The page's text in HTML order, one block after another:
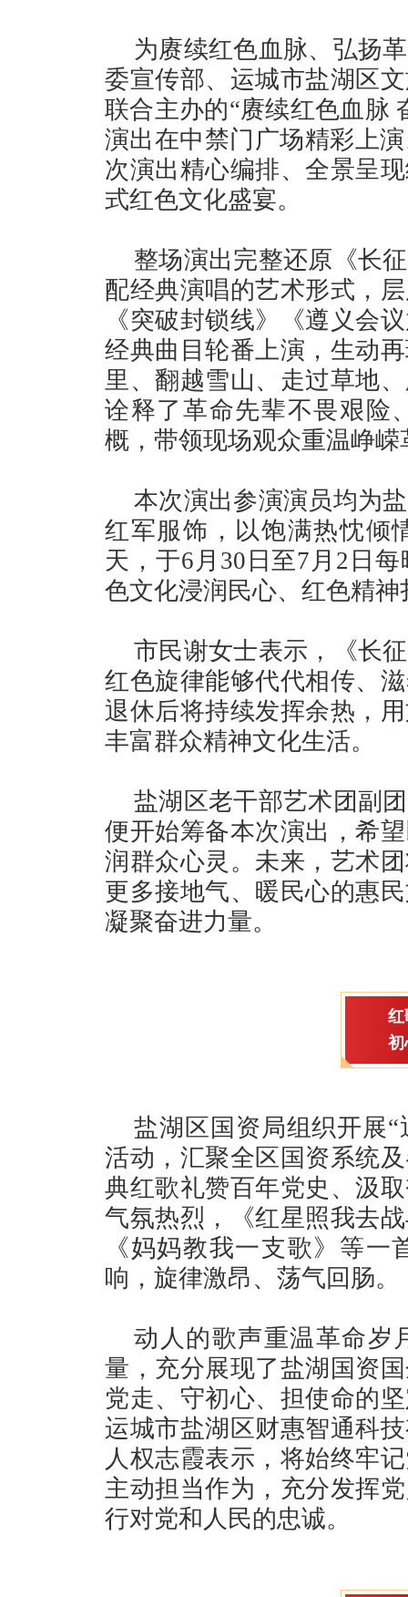
为赓续红色血脉、弘扬
委宣传部、运城市盐湖区
联合主办的“赓续红色血脉
演出在中禁门广场精彩上
次演出精心编排、全景呈
式红色文化盛宴。
整场演出完整还原《长
配经典演唱的艺术形式，
《突破封锁线》《遵义会
经典曲目轮番上演，生动
里、翻越雪山、走过草地
诠释了革命先辈不畏艰险
概，带领现场观众重温峥
本次演出参演演员均为
红军服饰，以饱满热忱倾
天，于6月30日至7月2日
色文化浸润民心、红色精神
市民谢女士表示，《长
红色旋律能够代代相传、
退休后将持续发挥余热，
丰富群众精神文化生活。
盐湖区老干部艺术团副
便开始筹备本次演出，希
润群众心灵。未来，艺术
更多接地气、暖民心的惠
凝聚奋进力量。
红
初
盐湖区国资局组织开展
活动，汇聚全区国资系统
典红歌礼赞百年党史、汲
气氛热烈，《红星照我去
《妈妈教我一支歌》等
响，旋律激昂、荡气回肠。
动人的歌声重温革命岁
量，充分展现了盐湖国资
党走、守初心、担使命的
运城市盐湖区财惠智通科
人权志霞表示，将始终牢
主动担当作为，充分发挥
行对党和人民的忠诚。